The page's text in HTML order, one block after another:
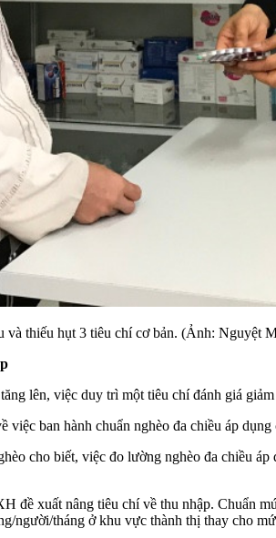
và thiếu hụt 3 tiêu chí cơ bản. (Ảnh: Nguyệt
lên, việc duy trì một tiêu chí đánh giá
ban hành chuẩn nghèo đa chiều áp dụng
cho biết, việc đo lường nghèo đa chiều
xuất nâng tiêu chí về thu nhập. Chuẩn
người/tháng ở khu vực thành thị thay cho